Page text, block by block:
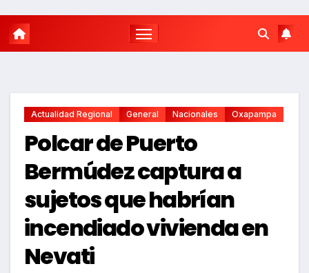
Actualidad Regional General Nacionales Oxapampa
Polcar de Puerto
Bermúdez captura a
sujetos que habrían
incendiado vivienda en
Nevati